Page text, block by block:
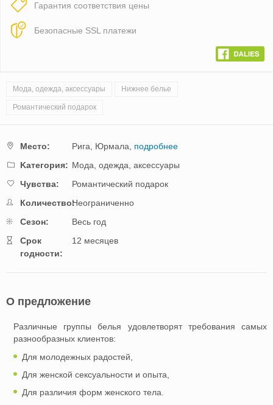
Гарантия соответствия цены
Безопасные SSL платежи
Мода, одежда, аксессуары Нижнее белье
Романтический подарок
Mестo: Рига, Юрмала,
подробнее
Kатегория: Мода, одежда, аксессуары
Чувства:
Романтический подарок
Количество:Неограниченно
Cезон:
Весь год
Cрок
годности:
12 месяцев
О предложение
Различные группы белья удовлетворят требования самых
разнообразных клиентов:
Для молодежных радостей,
Для женской сексуальности и опыта,
Для различия форм женского тела.